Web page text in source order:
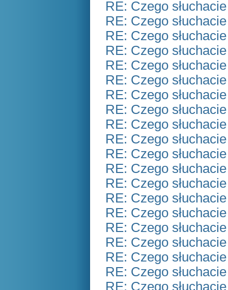
RE: Czego
RE: Czego
RE: Czego
RE: Czego
RE: Czego
RE: Czego
RE: Czego
RE: Czego
RE: Czego
RE: Czego
RE: Czego
RE: Czego
RE: Czego
RE: Czego
RE: Czego
RE: Czego
RE: Czego
RE: Czego
RE: Czego
RE: Czego